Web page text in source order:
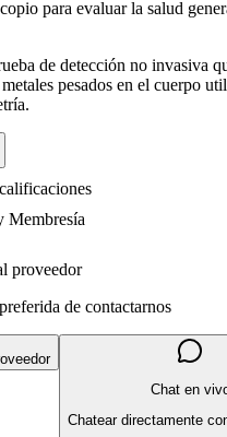
para evaluar la salud
de detección no invasiva
pesados en el cuerpo
Membresía
proveedor
de contactarnos
Chat en
Chatear directamente